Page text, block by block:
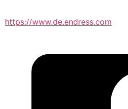
https://www.de.endress.com